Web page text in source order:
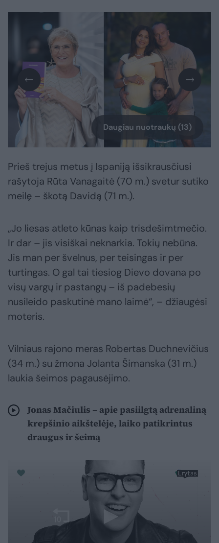
Daugiau nuotraukų (13)
Prieš trejus metus į Ispaniją išsikrausčiusi
rašytoja Rūta Vanagaitė (70 m.) svetur sutiko
meilę – škotą Davidą (71 m.).
„Jo liesas atleto kūnas kaip trisdešimtmečio.
Ir dar – jis visiškai neknarkia. Tokių nebūna.
Jis man per švelnus, per teisingas ir per
turtingas. O gal tai tiesiog Dievo dovana po
visų vargų ir pastangų – iš padebesių
nusileido paskutinė mano laimė“, – džiaugėsi
moteris.
Vilniaus rajono meras Robertas Duchnevičius
(34 m.) su žmona Jolanta Šimanska (31 m.)
laukia šeimos pagausėjimo.
Jonas Mačiulis – apie pasiilgtą adrenaliną
krepšinio aikštelėje, laiko patikrintus
draugus ir šeimą